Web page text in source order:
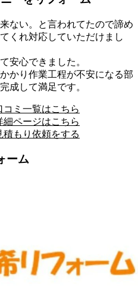
ない。と言われてたので諦め
くれ対応していただけまし
安心できました。
かり作業工程が不安になる部
成して満足です。
ミ一覧はこちら
ページはこちら
もり依頼をする
ーム